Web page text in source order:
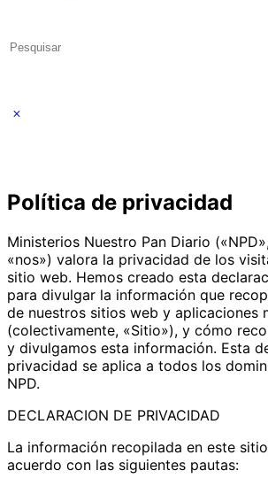
Search
Política de privacidad
Ministerios Nuestro Pan Diario
«nos») valora la privacidad de los
sitio web. Hemos creado esta
para divulgar la información que
de nuestros sitios web y aplicaciones
(colectivamente, «Sitio»), y cómo
y divulgamos esta información. Esta
privacidad se aplica a todos los
NPD.
DECLARACION DE PRIVACIDAD
La información recopilada en este
acuerdo con las siguientes pautas: